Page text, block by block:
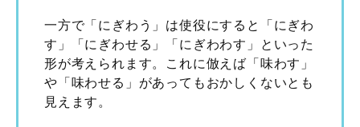
一方で「にぎわう」は使役にすると「にぎわ
す」「にぎわせる」「にぎわわす」といった
形が考えられます。これに倣えば「味わす」
や「味わせる」があってもおかしくないとも
見えます。